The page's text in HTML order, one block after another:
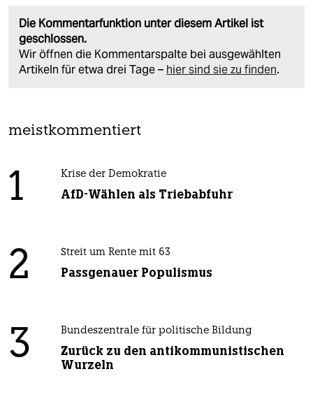
Die Kommentarfunktion unter diesem Artikel ist
geschlossen.
Wir öffnen die Kommentarspalte bei ausgewählten
Artikeln für etwa drei Tage – hier sind sie zu finden.
meistkommentiert
1 Krise der Demokratie
AfD-Wählen als Triebabfuhr
2 Streit um Rente mit 63
Passgenauer Populismus
3 Bundeszentrale für politische Bildung
Zurück zu den antikommunistischen
Wurzeln